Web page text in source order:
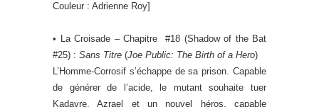
Couleur : Adrienne Roy]
• La Croisade – Chapitre #18 (Shadow of the Bat
#25) : Sans Titre (Joe Public: The Birth of a Hero)
L’Homme-Corrosif s’échappe de sa prison. Capable
de générer de l’acide, le mutant souhaite tuer
Kadavre. Azrael et un nouvel héros, capable